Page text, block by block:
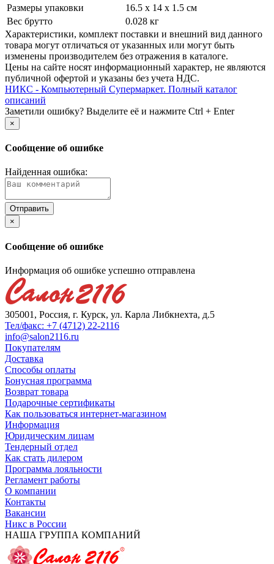
Размеры упаковки
16.5 x 14 x 1.5 см
Вес брутто
0.028 кг
Xарактеристики, комплект поставки и внешний вид данного
товара могут отличаться от указанных или могут быть
изменены производителем без отражения в каталоге.
Цены на сайте носят информационный характер, не являются
публичной офертой и указаны без учета НДС.
НИКС - Компьютерный Cупермаркет. Полный каталог
описаний
Заметили ошибку? Выделите её и нажмите Ctrl + Enter
×
Сообщение об ошибке
Найденная ошибка:
×
Сообщение об ошибке
Информация об ошибке успешно отправлена
305001, Россия, г. Курск, ул. Карла Либкнехта, д.5
Тел/факс: +7 (4712) 22-2116
info@salon2116.ru
Покупателям
Доставка
Способы оплаты
Бонусная программа
Возврат товара
Подарочные сертификаты
Как пользоваться интернет-магазином
Информация
Юридическим лицам
Тендерный отдел
Как стать дилером
Программа лояльности
Регламент работы
О компании
Контакты
Вакансии
Никс в России
НАША ГРУППА КОМПАНИЙ